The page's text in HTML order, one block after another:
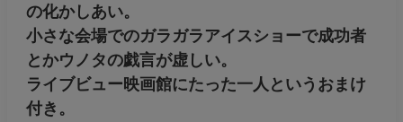
の化かしあい。
小さな会場でのガラガラアイスショーで成功者
とかウノタの戯言が虚しい。
ライブビュー映画館にたった一人というおまけ
付き。